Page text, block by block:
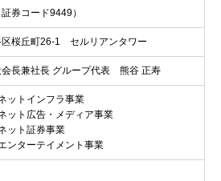
券コード9449）
区桜丘町26-1 セルリアンタワー
会長兼社長 グループ代表 熊谷 正寿
ットインフラ事業
ット広告・メディア事業
ット証券事業
ンターテイメント事業